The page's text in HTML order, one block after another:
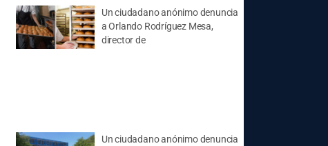
Un ciudadano anónimo denuncia
a Orlando Rodríguez Mesa,
director de
Un ciudadano anónimo denuncia